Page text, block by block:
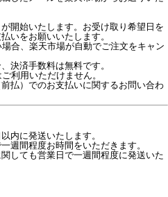
開始いたします。お受け取り希望日を
いをお願いいたします。
合、楽天市場が自動でご注文をキャン
決済手数料は無料です。
利用いただけません。
払）でのお支払いに関するお問い合わ
内に発送いたします。
週間程度お時間をいただきます。
しても営業日で一週間程度に発送いた